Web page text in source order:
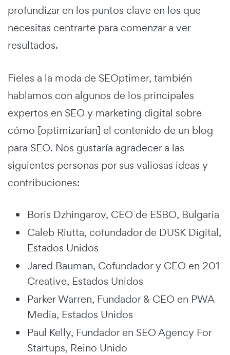
profundizar en los puntos clave en los que
necesitas centrarte para comenzar a ver
resultados.
Fieles a la moda de SEOptimer, también
hablamos con algunos de los principales
expertos en SEO y marketing digital sobre
cómo [optimizarían] el contenido de un blog
para SEO. Nos gustaría agradecer a las
siguientes personas por sus valiosas ideas y
contribuciones:
Boris Dzhingarov, CEO de ESBO, Bulgaria
Caleb Riutta, cofundador de DUSK Digital,
Estados Unidos
Jared Bauman, Cofundador y CEO en 201
Creative, Estados Unidos
Parker Warren, Fundador & CEO en PWA
Media, Estados Unidos
Paul Kelly, Fundador en SEO Agency For
Startups, Reino Unido